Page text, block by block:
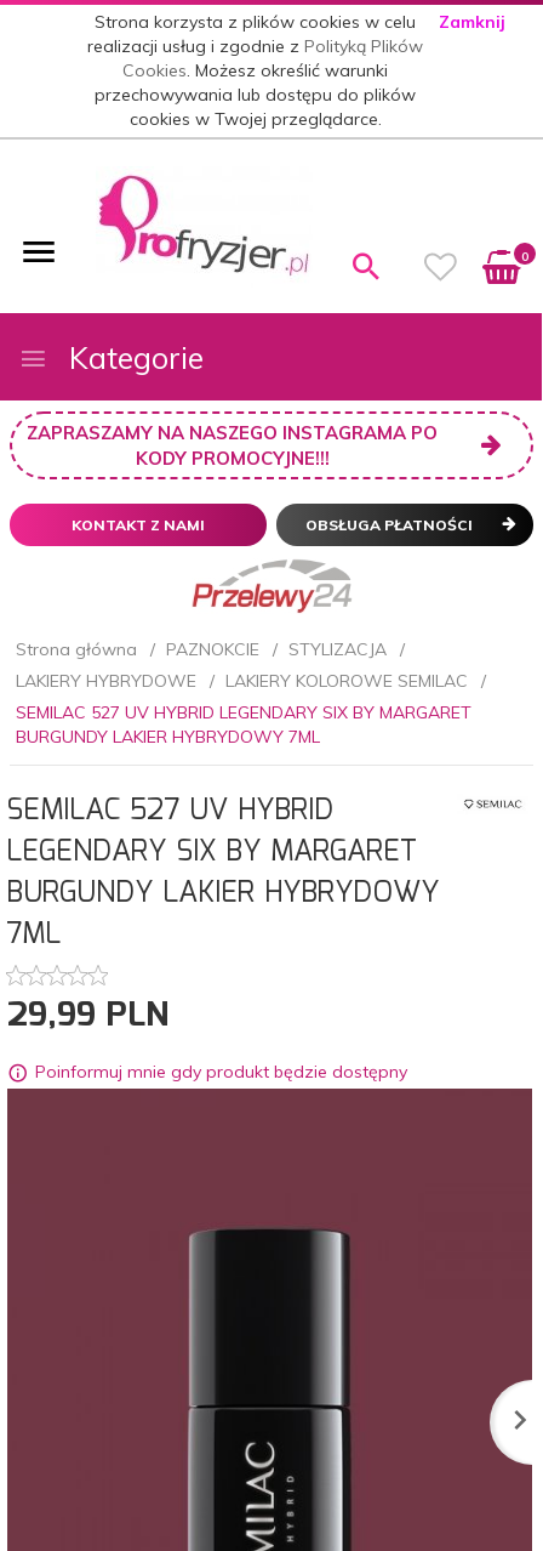
Strona korzysta z plików cookies w celu
realizacji usług i zgodnie zPolityką Plików
Cookies. Możesz określić warunki
przechowywania lub dostępu do plików
cookies w Twojej przeglądarce.
Zamknij
0
Kategorie
ZAPRASZAMY NA NASZEGO INSTAGRAMA PO
KODY PROMOCYJNE!!!
KONTAKT Z NAMI OBSŁUGA PŁATNOŚCI
Strona główna PAZNOKCIE
STYLIZACJA
LAKIERY HYBRYDOWE
LAKIERY KOLOROWE SEMILAC
SEMILAC 527 UV HYBRID LEGENDARY SIX BY MARGARET
BURGUNDY LAKIER HYBRYDOWY 7ML
SEMILAC 527 UV HYBRID
LEGENDARY SIX BY MARGARET
BURGUNDY LAKIER HYBRYDOWY
7ML
29,99 PLN
Poinformuj mnie gdy produkt będzie dostępny